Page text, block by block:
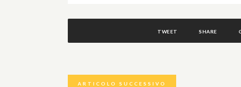
TWEET SHARE
ARTICOLO SUCCESSIVO